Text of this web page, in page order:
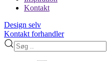
Kontakt
Design selv
Kontakt forhandler